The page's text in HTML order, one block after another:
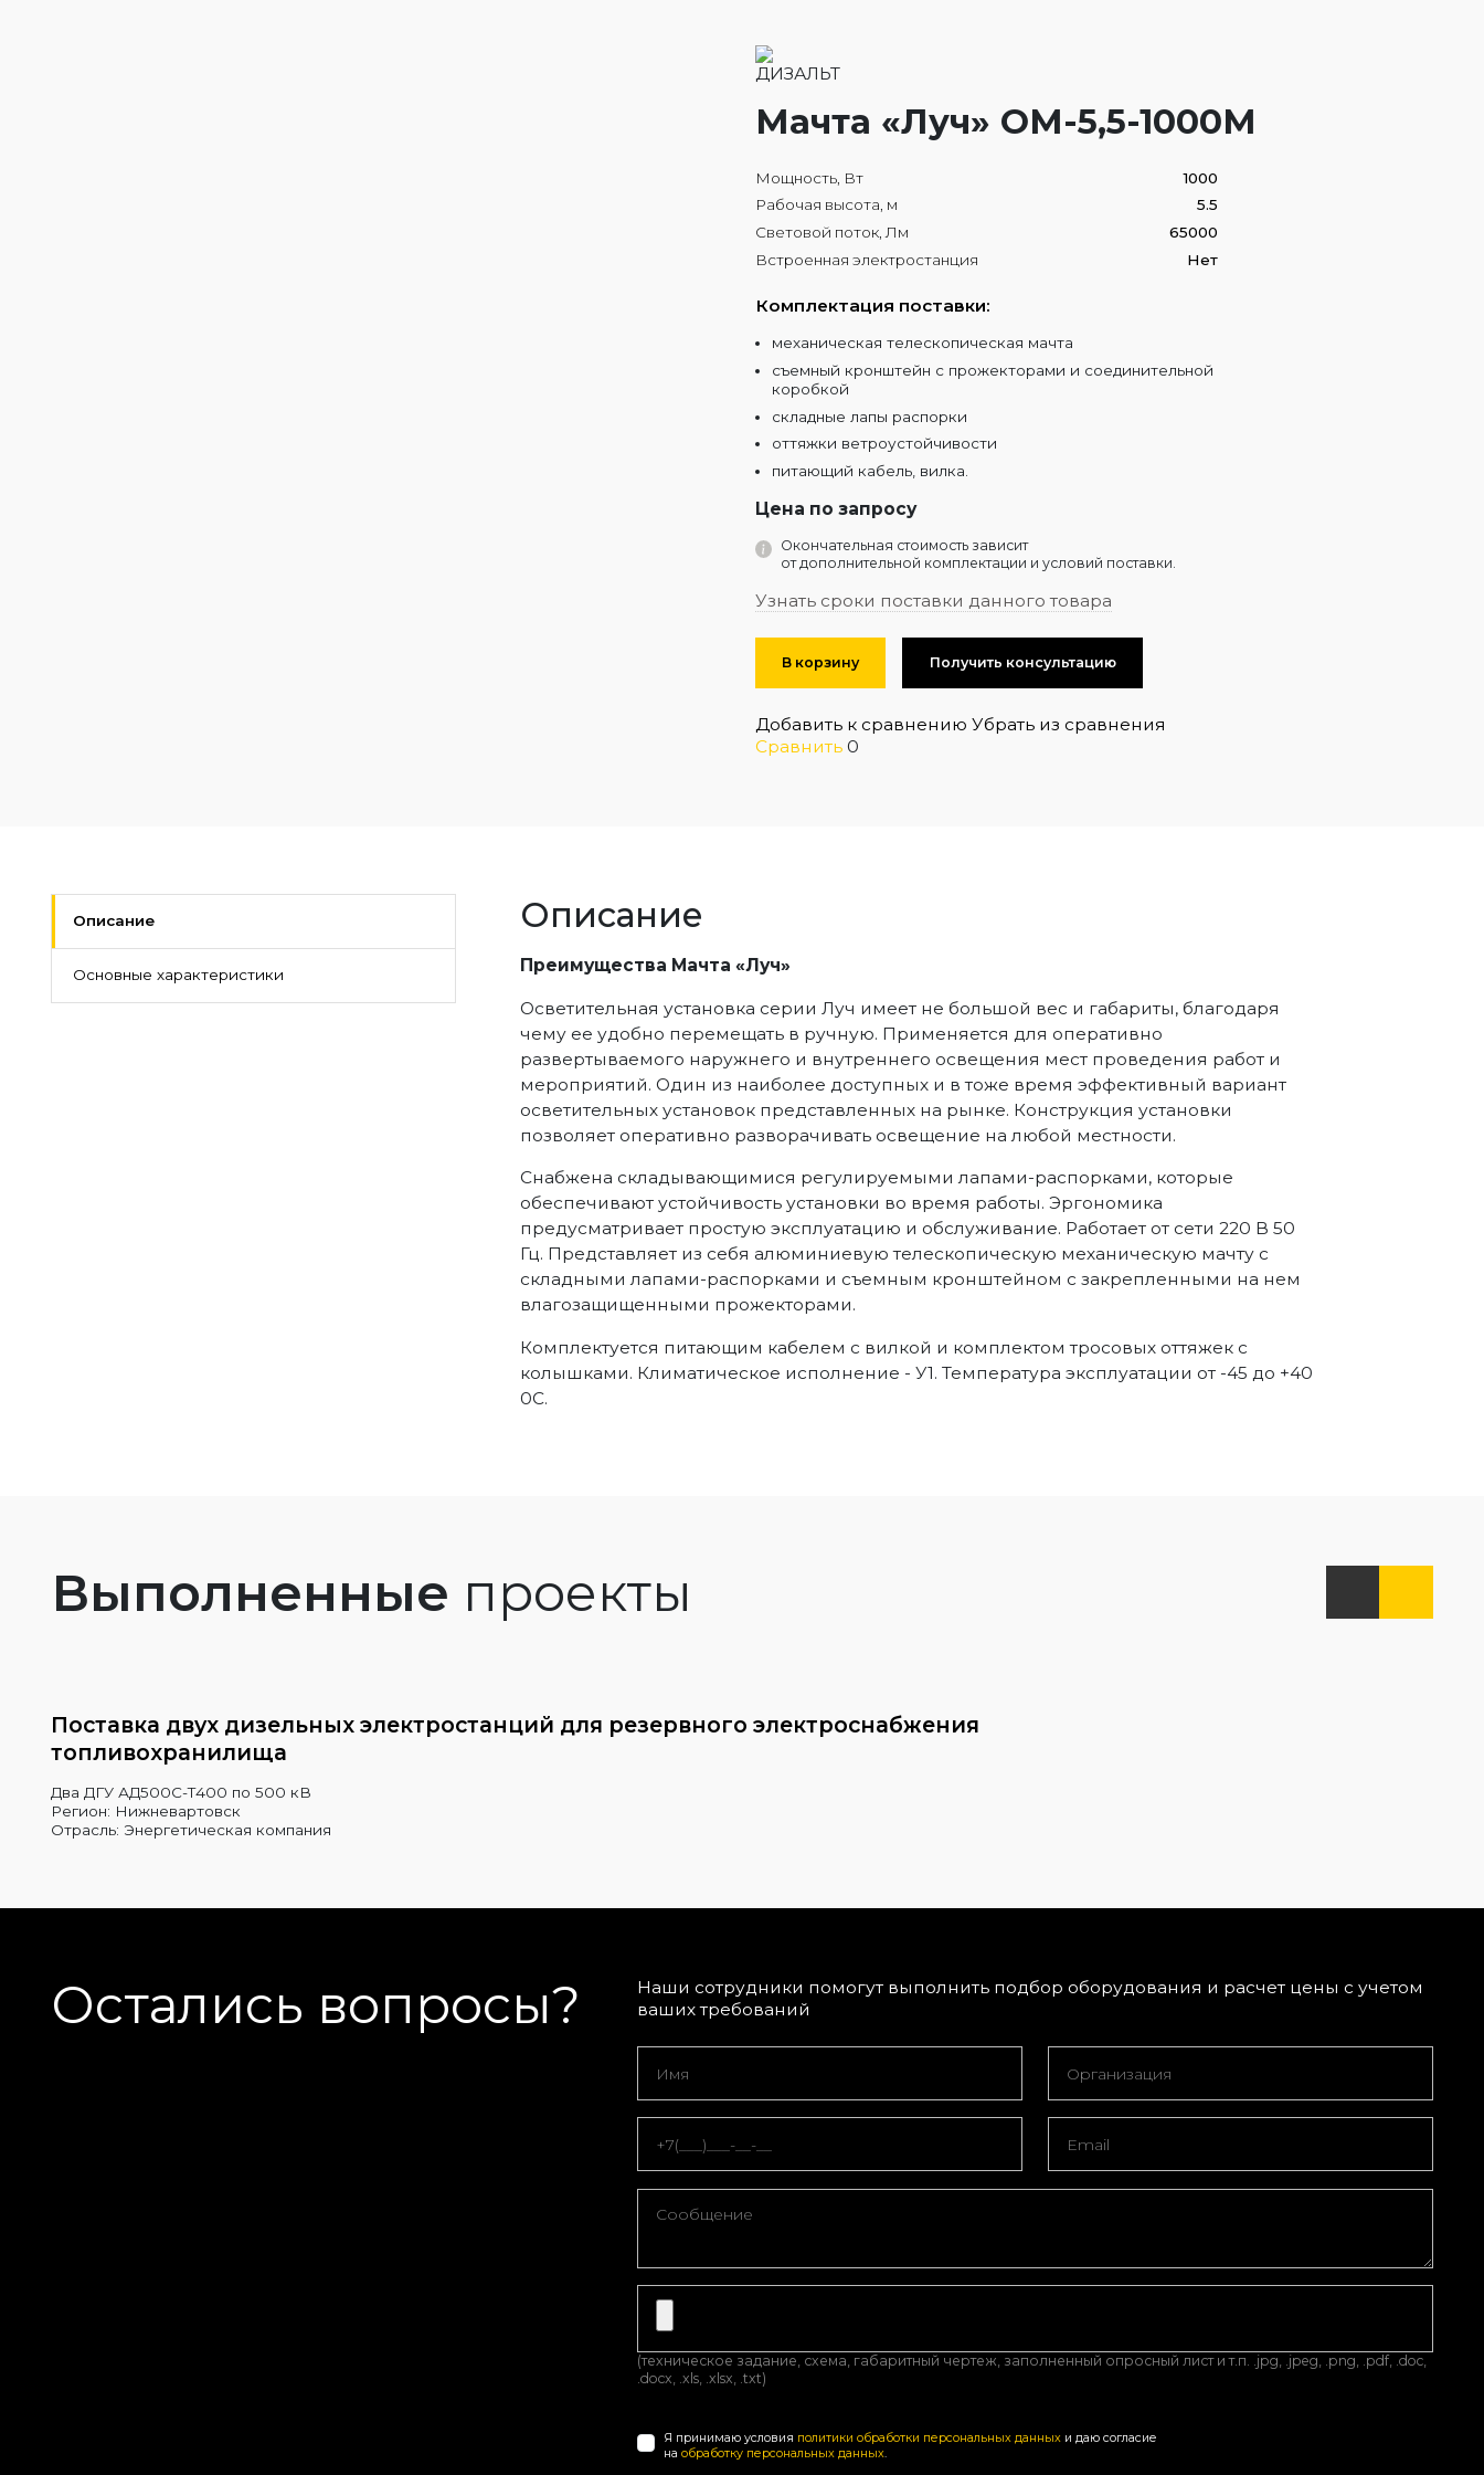
Мачта «Луч» ОМ-5,5-1000М
Мощность, Вт
1000
Рабочая высота, м
5.5
Световой поток, Лм
65000
Встроенная электростанция
Нет
Комплектация поставки:
механическая телескопическая мачта
съемный кронштейн с прожекторами и соединительной
коробкой
складные лапы распорки
оттяжки ветроустойчивости
питающий кабель, вилка.
Цена по запросу
Окончательная стоимость зависит
от дополнительной комплектации и условий поставки.
Узнать сроки поставки данного товара
В корзину Получить консультацию
Добавить к сравнению Убрать из сравнения
Сравнить 0
Описание
Основные характеристики
Описание
Преимущества Мачта «Луч»
Осветительная установка серии Луч имеет не большой вес и габариты, благодаря
чему ее удобно перемещать в ручную. Применяется для оперативно
развертываемого наружнего и внутреннего освещения мест проведения работ и
мероприятий. Один из наиболее доступных и в тоже время эффективный вариант
осветительных установок представленных на рынке. Конструкция установки
позволяет оперативно разворачивать освещение на любой местности.
Снабжена складывающимися регулируемыми лапами-распорками, которые
обеспечивают устойчивость установки во время работы. Эргономика
предусматривает простую эксплуатацию и обслуживание. Работает от сети 220 В 50
Гц. Представляет из себя алюминиевую телескопическую механическую мачту с
складными лапами-распорками и съемным кронштейном с закрепленными на нем
влагозащищенными прожекторами.
Комплектуется питающим кабелем с вилкой и комплектом тросовых оттяжек с
колышками. Климатическое исполнение - У1. Температура эксплуатации от -45 до +40
0С.
Выполненные проекты
Поставка двух дизельных электростанций для резервного электроснабжения
топливохранилища
Два ДГУ АД500С-Т400 по 500 кВ
Регион: Нижневартовск
Отрасль: Энергетическая компания
Остались вопросы?
Наши сотрудники помогут выполнить подбор оборудования и расчет цены с учетом
ваших требований
(техническое задание, схема, габаритный чертеж, заполненный опросный лист и т.п. .jpg, .jpeg, .png, .pdf, .doc,
.docx, .xls, .xlsx, .txt)
Я принимаю условия политики обработки персональных данныхи даю согласие
на обработку персональных данных.